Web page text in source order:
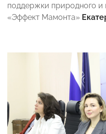
поддержки природного и
«Эффект Мамонта»